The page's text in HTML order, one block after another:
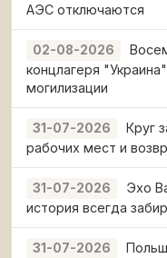
АЭС отключаются
02-08-2026
концлагеря
могилизации
31-07-2026
Круг
рабочих мест и
31-07-2026
Эхо
история всегда
31-07-2026